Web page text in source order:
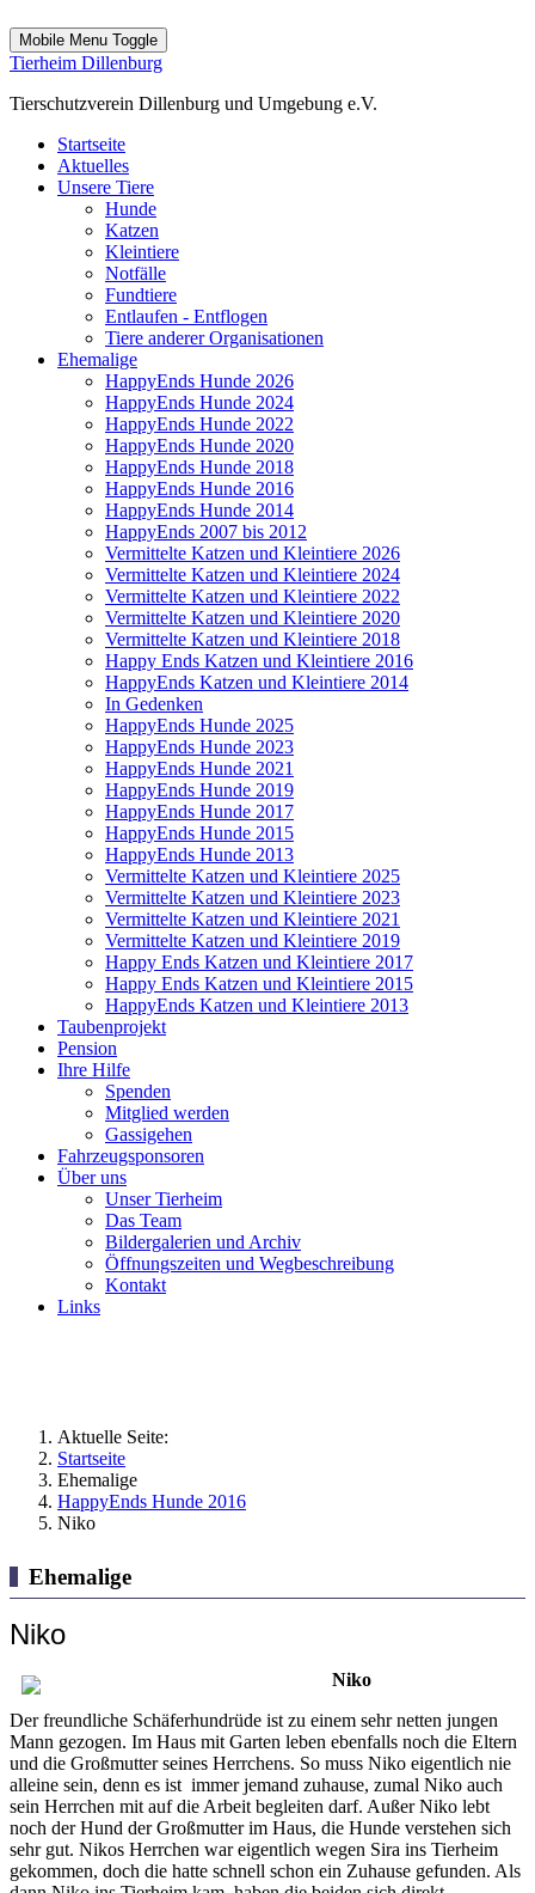
Mobile Menu Toggle
Tierheim Dillenburg
Tierschutzverein Dillenburg und Umgebung e.V.
Startseite
Aktuelles
Unsere Tiere
Hunde
Katzen
Kleintiere
Notfälle
Fundtiere
Entlaufen - Entflogen
Tiere anderer Organisationen
Ehemalige
HappyEnds Hunde 2026
HappyEnds Hunde 2024
HappyEnds Hunde 2022
HappyEnds Hunde 2020
HappyEnds Hunde 2018
HappyEnds Hunde 2016
HappyEnds Hunde 2014
HappyEnds 2007 bis 2012
Vermittelte Katzen und Kleintiere 2026
Vermittelte Katzen und Kleintiere 2024
Vermittelte Katzen und Kleintiere 2022
Vermittelte Katzen und Kleintiere 2020
Vermittelte Katzen und Kleintiere 2018
Happy Ends Katzen und Kleintiere 2016
HappyEnds Katzen und Kleintiere 2014
In Gedenken
HappyEnds Hunde 2025
HappyEnds Hunde 2023
HappyEnds Hunde 2021
HappyEnds Hunde 2019
HappyEnds Hunde 2017
HappyEnds Hunde 2015
HappyEnds Hunde 2013
Vermittelte Katzen und Kleintiere 2025
Vermittelte Katzen und Kleintiere 2023
Vermittelte Katzen und Kleintiere 2021
Vermittelte Katzen und Kleintiere 2019
Happy Ends Katzen und Kleintiere 2017
Happy Ends Katzen und Kleintiere 2015
HappyEnds Katzen und Kleintiere 2013
Taubenprojekt
Pension
Ihre Hilfe
Spenden
Mitglied werden
Gassigehen
Fahrzeugsponsoren
Über uns
Unser Tierheim
Das Team
Bildergalerien und Archiv
Öffnungszeiten und Wegbeschreibung
Kontakt
Links
Aktuelle Seite:
Startseite
Ehemalige
HappyEnds Hunde 2016
Niko
Ehemalige
Niko
Niko
Der freundliche Schäferhundrüde ist zu einem sehr netten jungen
Mann gezogen. Im Haus mit Garten leben ebenfalls noch die Eltern
und die Großmutter seines Herrchens. So muss Niko eigentlich nie
alleine sein, denn es ist immer jemand zuhause, zumal Niko auch
sein Herrchen mit auf die Arbeit begleiten darf. Außer Niko lebt
noch der Hund der Großmutter im Haus, die Hunde verstehen sich
sehr gut. Nikos Herrchen war eigentlich wegen Sira ins Tierheim
gekommen, doch die hatte schnell schon ein Zuhause gefunden. Als